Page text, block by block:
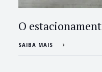
O
SAIBA MAIS